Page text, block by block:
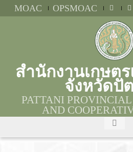
MOAC OPSMOAC
สำนักงานเกษต
จังหวัดปั
PATTANI
AND